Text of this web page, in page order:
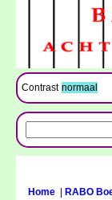
Contrast normaal
Home RABO